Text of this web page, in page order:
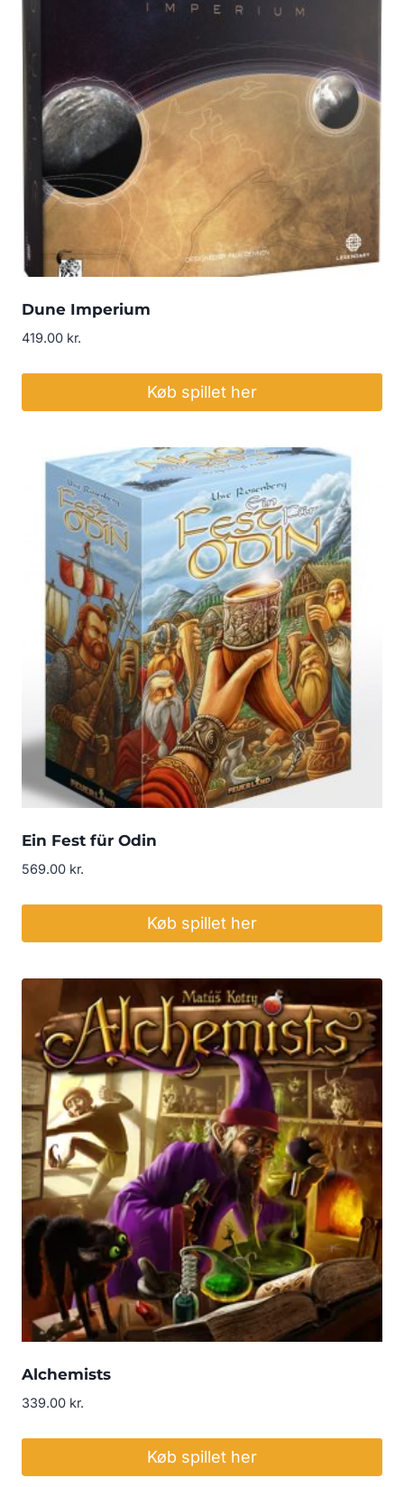
Dune Imperium
419.00 kr.
Køb spillet her
Ein Fest für Odin
569.00 kr.
Køb spillet her
Alchemists
339.00 kr.
Køb spillet her